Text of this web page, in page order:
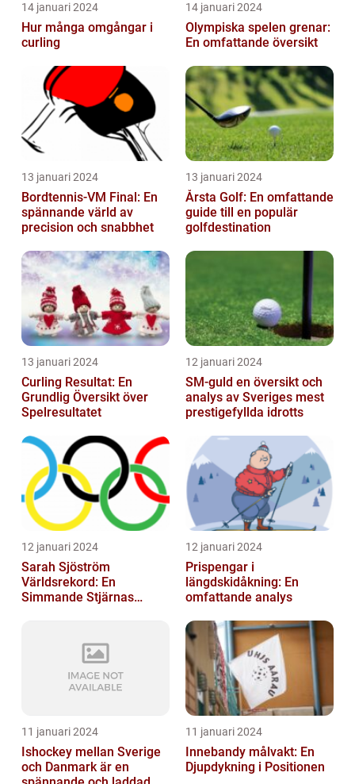
14 januari 2024
Hur många omgångar i
curling
14 januari 2024
Olympiska spelen grenar:
En omfattande översikt
13 januari 2024
Bordtennis-VM Final: En
spännande värld av
precision och snabbhet
13 januari 2024
Årsta Golf: En omfattande
guide till en populär
golfdestination
13 januari 2024
Curling Resultat: En
Grundlig Översikt över
Spelresultatet
12 januari 2024
SM-guld en översikt och
analys av Sveriges mest
prestigefyllda idrotts
12 januari 2024
Sarah Sjöström
Världsrekord: En
Simmande Stjärnas
12 januari 2024
Prispengar i
längdskidåkning: En
omfattande analys
11 januari 2024
Ishockey mellan Sverige
och Danmark är en
11 januari 2024
Innebandy målvakt: En
Djupdykning i Positionen